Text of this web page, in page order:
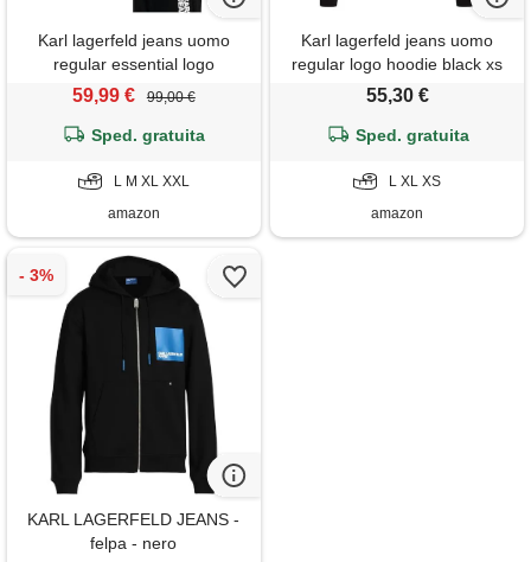
Karl lagerfeld jeans uomo
regular essential logo
sweatshirt black xl
59,99 € 99,00 €
Sped. gratuita
L M XL XXL
amazon
Karl lagerfeld jeans uomo
regular logo hoodie black xs
55,30 €
Sped. gratuita
L XL XS
amazon
KARL LAGERFELD JEANS -
felpa - nero